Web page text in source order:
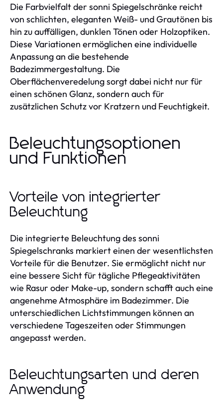
Die Farbvielfalt der sonni Spiegelschränke reicht
von schlichten, eleganten Weiß- und Grautönen bis
hin zu auffälligen, dunklen Tönen oder Holzoptiken.
Diese Variationen ermöglichen eine individuelle
Anpassung an die bestehende
Badezimmergestaltung. Die
Oberflächenveredelung sorgt dabei nicht nur für
einen schönen Glanz, sondern auch für
zusätzlichen Schutz vor Kratzern und Feuchtigkeit.
Beleuchtungsoptionen
und Funktionen
Vorteile von integrierter
Beleuchtung
Die integrierte Beleuchtung des sonni
Spiegelschranks markiert einen der wesentlichsten
Vorteile für die Benutzer. Sie ermöglicht nicht nur
eine bessere Sicht für tägliche Pflegeaktivitäten
wie Rasur oder Make-up, sondern schafft auch eine
angenehme Atmosphäre im Badezimmer. Die
unterschiedlichen Lichtstimmungen können an
verschiedene Tageszeiten oder Stimmungen
angepasst werden.
Beleuchtungsarten und deren
Anwendung